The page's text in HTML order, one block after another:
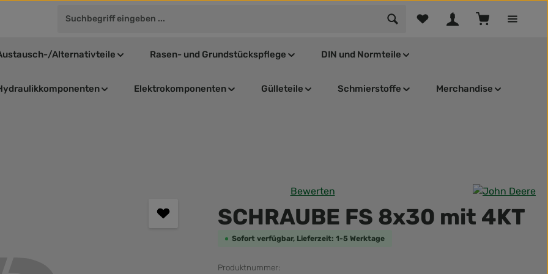
Du hast 0 Produkte auf dem
Alternativteile Rasen- und Grundstückspflege DIN und Normteile
Elektrokomponenten Gülleteile Schmierstoffe Merchandise
Bewerten
SCHRAUBE FS 8x30 mit 4KT
Sofort verfügbar, Lieferzeit: 1-5 Werktage
Produktnummer: